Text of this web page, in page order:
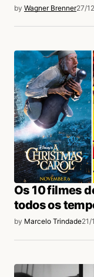
by Wagner Brenner27/
Os 10 filmes
todos os
by Marcelo Trindade21/